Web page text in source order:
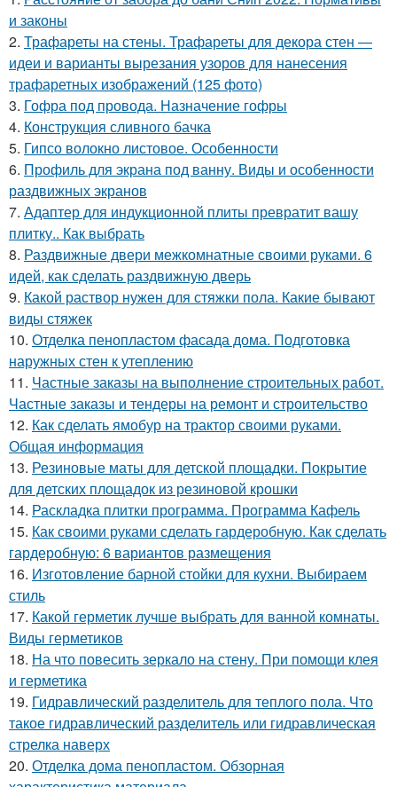
и законы
2. Трафареты на стены. Трафареты для декора стен —
идеи и варианты вырезания узоров для нанесения
трафаретных изображений (125 фото)
3. Гофра под провода. Назначение гофры
4. Конструкция сливного бачка
5. Гипсо волокно листовое. Особенности
6. Профиль для экрана под ванну. Виды и особенности
раздвижных экранов
7. Адаптер для индукционной плиты превратит вашу
плитку.. Как выбрать
8. Раздвижные двери межкомнатные своими руками. 6
идей, как сделать раздвижную дверь
9. Какой раствор нужен для стяжки пола. Какие бывают
виды стяжек
10. Отделка пенопластом фасада дома. Подготовка
наружных стен к утеплению
11. Частные заказы на выполнение строительных работ.
Частные заказы и тендеры на ремонт и строительство
12. Как сделать ямобур на трактор своими руками.
Общая информация
13. Резиновые маты для детской площадки. Покрытие
для детских площадок из резиновой крошки
14. Раскладка плитки программа. Программа Кафель
15. Как своими руками сделать гардеробную. Как сделать
гардеробную: 6 вариантов размещения
16. Изготовление барной стойки для кухни. Выбираем
стиль
17. Какой герметик лучше выбрать для ванной комнаты.
Виды герметиков
18. На что повесить зеркало на стену. При помощи клея
и герметика
19. Гидравлический разделитель для теплого пола. Что
такое гидравлический разделитель или гидравлическая
стрелка наверх
20. Отделка дома пенопластом. Обзорная